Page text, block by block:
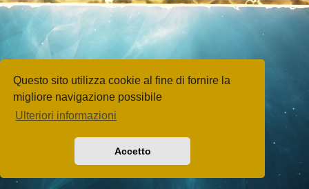
Questo sito utilizza cookie al fine di fornire la
migliore navigazione possibile
Ulteriori informazioni
Accetto